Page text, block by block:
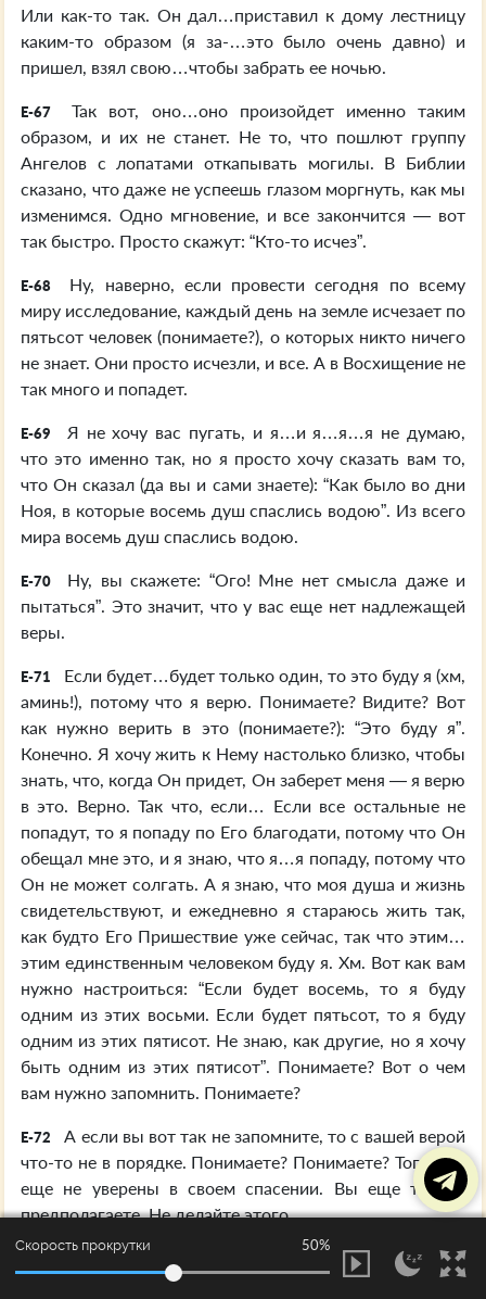
Или как-то так. Он дал…приставил к дому лестницу
каким-то образом (я за-…это было очень давно) и
пришел, взял свою…чтобы забрать ее ночью.
E-67
Так вот, оно…оно произойдет именно таким
образом, и их не станет. Не то, что пошлют группу
Ангелов с лопатами откапывать могилы. В Библии
сказано, что даже не успеешь глазом моргнуть, как мы
изменимся. Одно мгновение, и все закончится — вот
так быстро. Просто скажут: “Кто-то исчез”.
E-68
Ну, наверно, если провести сегодня по всему
миру исследование, каждый день на земле исчезает по
пятьсот человек (понимаете?), о которых никто ничего
не знает. Они просто исчезли, и все. А в Восхищение не
так много и попадет.
E-69
Я не хочу вас пугать, и я…и я…я…я не думаю,
что это именно так, но я просто хочу сказать вам то,
что Он сказал (да вы и сами знаете): “Как было во дни
Ноя, в которые восемь душ спаслись водою”. Из всего
мира восемь душ спаслись водою.
E-70
Ну, вы скажете: “Ого! Мне нет смысла даже и
пытаться”. Это значит, что у вас еще нет надлежащей
веры.
E-71
Если будет…будет только один, то это буду я (хм,
аминь!), потому что я верю. Понимаете? Видите? Вот
как нужно верить в это (понимаете?): “Это буду я”.
Конечно. Я хочу жить к Нему настолько близко, чтобы
знать, что, когда Он придет, Он заберет меня — я верю
в это. Верно. Так что, если… Если все остальные не
попадут, то я попаду по Его благодати, потому что Он
обещал мне это, и я знаю, что я…я попаду, потому что
Он не может солгать. А я знаю, что моя душа и жизнь
свидетельствуют, и ежедневно я стараюсь жить так,
как будто Его Пришествие уже сейчас, так что этим…
этим единственным человеком буду я. Хм. Вот как вам
нужно настроиться: “Если будет восемь, то я буду
одним из этих восьми. Если будет пятьсот, то я буду
одним из этих пятисот. Не знаю, как другие, но я хочу
быть одним из этих пятисот”. Понимаете? Вот о чем
вам нужно запомнить. Понимаете?
E-72
А если вы вот так не запомните, то с вашей верой
что-то не в порядке. Понимаете? Понимаете? Тогда вы
еще не уверены в своем спасении. Вы еще только
предполагаете. Не делайте этого.
E-73
Ладно. Мы никак не можем приступить к этой
Печати, правда? Хорошо. Я хочу каждый вечер… Я не
Скорость прокрутки 50%